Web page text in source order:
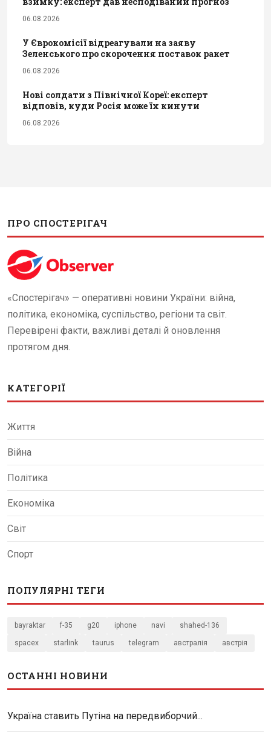
06.08.2026
У Єврокомісії відреагували на заяву
Зеленського про скорочення поставок ракет
06.08.2026
Нові солдати з Північної Кореї: експерт
відповів, куди Росія може їх кинути
06.08.2026
ПРО СПОСТЕРІГАЧ
«Спостерігач» — оперативні новини України: війна,
політика, економіка, суспільство, регіони та світ.
Перевірені факти, важливі деталі й оновлення
протягом дня.
КАТЕГОРІЇ
Життя
Війна
Політика
Економіка
Світ
Спорт
ПОПУЛЯРНІ ТЕГИ
bayraktar f-35 g20 iphone navi shahed-136
spacex starlink taurus telegram австралія австрія
ОСТАННІ НОВИНИ
Україна ставить Путіна на передвиборчий...